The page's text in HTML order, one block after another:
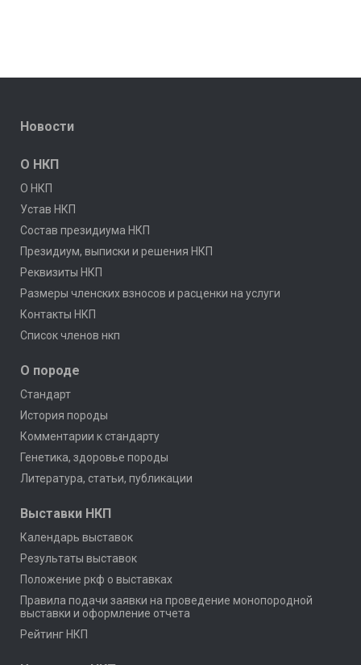
Новости
О НКП
О НКП
Устав НКП
Состав президиума НКП
Президиум, выписки и решения НКП
Реквизиты НКП
Размеры членских взносов и расценки на услуги
Контакты НКП
Список членов нкп
О породе
Стандарт
История породы
Комментарии к стандарту
Генетика, здоровье породы
Литература, статьи, публикации
Выставки НКП
Календарь выставок
Результаты выставок
Положение ркф о выставках
Правила подачи заявки на проведение монопородной
выставки и оформление отчета
Рейтинг НКП